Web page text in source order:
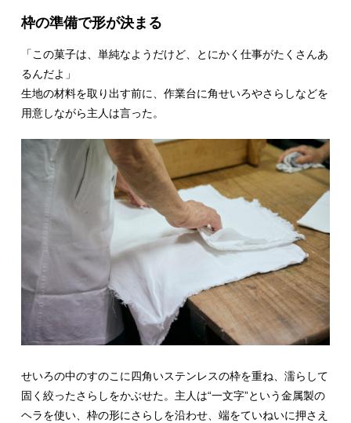
枠の準備で形が決まる
「この菓子は、単純なようだけど、とにかく仕事がたくさんあ
るんだよ」
生地の材料を取り出す前に、作業台に角せいろやさらしなどを
用意しながら主人は言った。
せいろの中のすのこに四角いステンレスの枠を重ね、濡らして
固く絞ったさらしをかぶせた。主人は“一文字”という金属製の
ヘラを使い、枠の形にさらしを沿わせ、端をていねいに押さえ